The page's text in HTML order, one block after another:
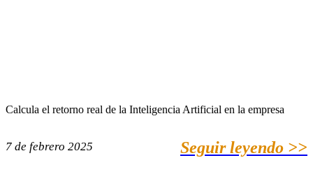
Calcula el retorno real de la Inteligencia Artificial en la empresa
7 de febrero 2025 Seguir leyendo >>